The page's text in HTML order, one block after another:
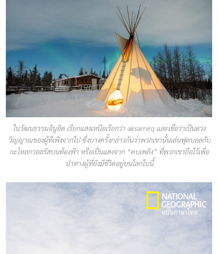
ในวัฒนธรรมอินูอิต เรียกแสงเหนือเรียกว่า aksarnirq และเชื่อว่าเป็นดวง
วิญญาณของผู้ที่เพิ่งจากไป ซึ่งบางครั้งกล่าวกันว่าพวกเขานั้นเล่นฟุตบอลกับ
กะโหลกวอลรัสบนท้องฟ้า หรือเป็นแสงจาก “คบเพลิง” ที่พวกเขาถือไว้เพื่อ
นำทางผู้ที่ยังมีชีวิตอยู่บนโลกใบนี้